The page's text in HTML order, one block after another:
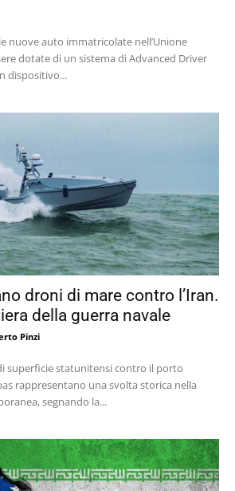
nuove auto immatricolate nell’Unione
dotate di un sistema di Advanced Driver
dispositivo...
droni di mare contro l’Iran.
della guerra navale
Pinzi
superficie statunitensi contro il porto
rappresentano una svolta storica nella
segnando la...